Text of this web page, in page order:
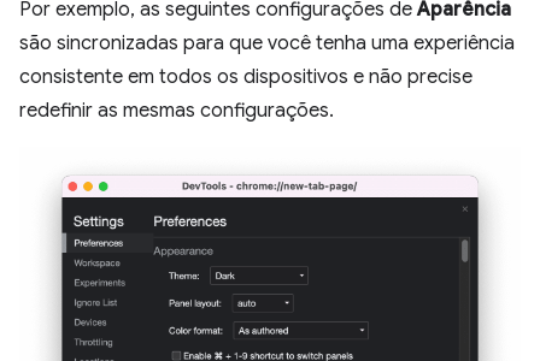
Por exemplo, as seguintes configurações deAparência
são sincronizadas para que você tenha uma experiência
consistente em todos os dispositivos e não precise
redefinir as mesmas configurações.